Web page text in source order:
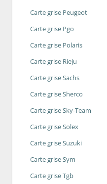
Carte grise Peugeot
Carte grise Pgo
Carte grise Polaris
Carte grise Rieju
Carte grise Sachs
Carte grise Sherco
Carte grise Sky-Team
Carte grise Solex
Carte grise Suzuki
Carte grise Sym
Carte grise Tgb